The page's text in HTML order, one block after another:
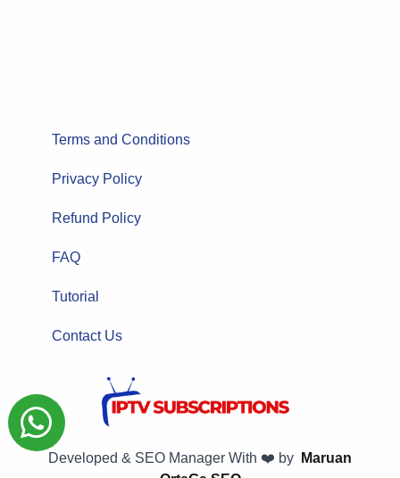
Terms and Conditions
Privacy Policy
Refund Policy
FAQ
Tutorial
Contact Us
Developed & SEO Manager With ❤️ by
Maruan